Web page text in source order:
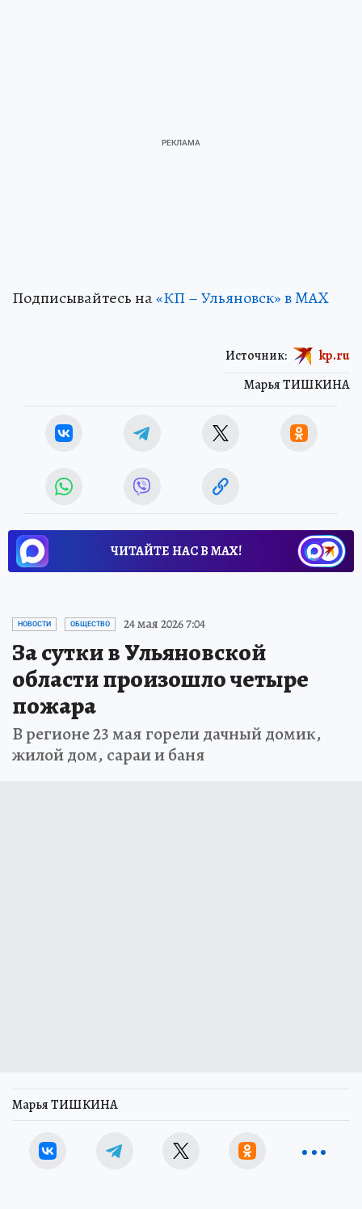
Подписывайтесь на«КП – Ульяновск» в MAX
Марья ТИШКИНА
Источник: kp.ru
ЧИТАЙТЕ НАС В МАХ!
НОВОСТИ ОБЩЕСТВО 24 мая 2026 7:04
За сутки в Ульяновской
области произошло четыре
пожара
В регионе 23 мая горели дачный домик,
жилой дом, сараи и баня
Марья ТИШКИНА